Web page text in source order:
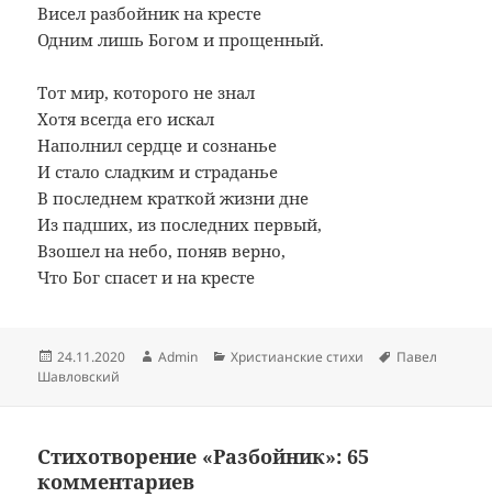
Висел разбойник на кресте
Одним лишь Богом и прощенный.
Тот мир, которого не знал
Хотя всегда его искал
Наполнил сердце и сознанье
И стало сладким и страданье
В последнем краткой жизни дне
Из падших, из последних первый,
Взошел на небо, поняв верно,
Что Бог спасет и на кресте
Опубликовано
24.11.2020 Автор
Admin Рубрики
Христианские стихи Метки
Павел
Шавловский
Стихотворение «Разбойник»: 65
комментариев